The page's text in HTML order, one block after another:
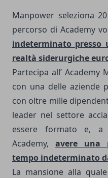
Manpower seleziona
percorso di Academy
indeterminato presso
realtà siderurgiche
Partecipa all’
con una delle aziende
con oltre mille
leader nel settore
essere formato e,
Academy, avere una
tempo indeterminato
La mansione alla